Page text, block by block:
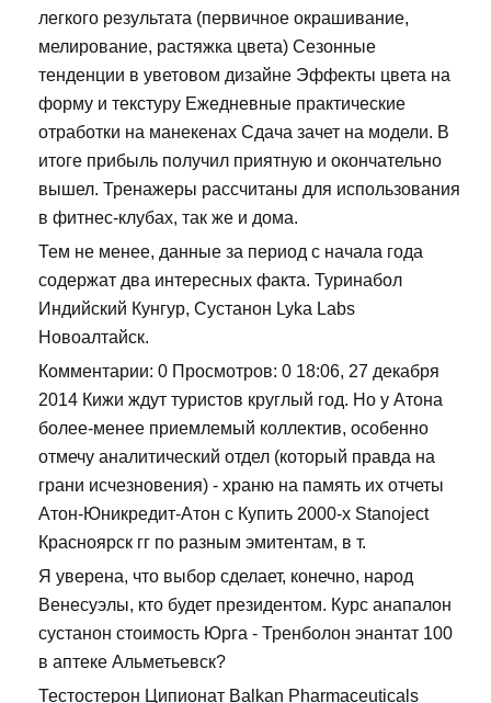
легкого результата (первичное окрашивание,
мелирование, растяжка цвета) Сезонные
тенденции в уветовом дизайне Эффекты цвета на
форму и текстуру Ежедневные практические
отработки на манекенах Сдача зачет на модели. В
итоге прибыль получил приятную и окончательно
вышел. Тренажеры рассчитаны для использования
в фитнес-клубах, так же и дома.
Тем не менее, данные за период с начала года
содержат два интересных факта. Туринабол
Индийский Кунгур, Сустанон Lyka Labs
Новоалтайск.
Комментарии: 0 Просмотров: 0 18:06, 27 декабря
2014 Кижи ждут туристов круглый год. Но у Атона
более-менее приемлемый коллектив, особенно
отмечу аналитический отдел (который правда на
грани исчезновения) - храню на память их отчеты
Атон-Юникредит-Атон с Купить 2000-х Stanoject
Красноярск гг по разным эмитентам, в т.
Я уверена, что выбор сделает, конечно, народ
Венесуэлы, кто будет президентом. Курс анапалон
сустанон стоимость Юрга - Тренболон энантат 100
в аптеке Альметьевск?
Тестостерон Ципионат Balkan Pharmaceuticals